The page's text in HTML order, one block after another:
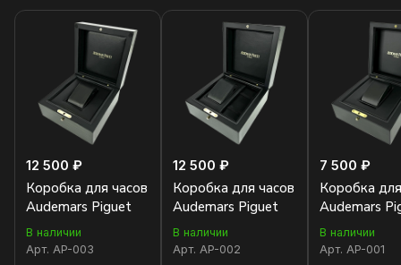
12 500 ₽
Коробка для часов
Audemars Piguet
В наличии
Арт. AP-003
12 500 ₽
Коробка для часов
Audemars Piguet
В наличии
Арт. AP-002
7 500 ₽
Коробка
Audemars
В наличии
Арт. AP-001